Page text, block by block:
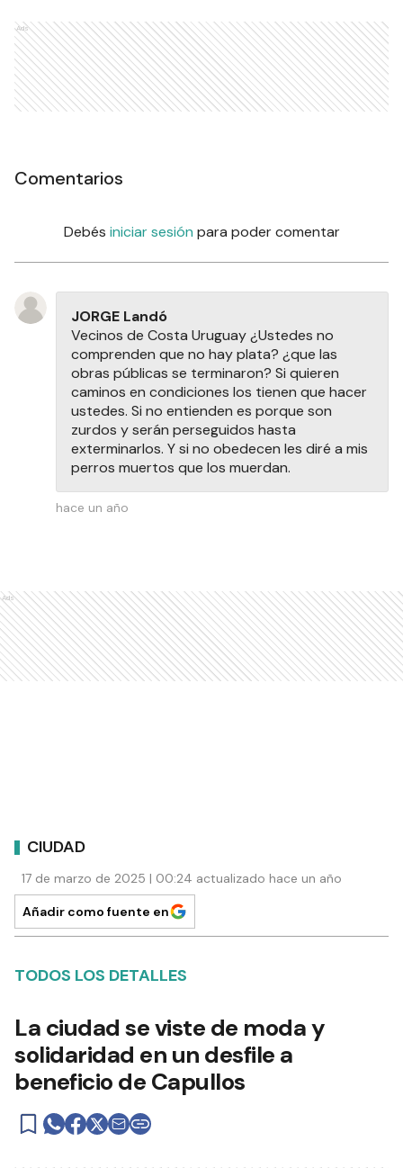
Ads
Comentarios
Debés iniciar sesión para poder comentar
JORGE Landó
Vecinos de Costa Uruguay ¿Ustedes no
comprenden que no hay plata? ¿que las
obras públicas se terminaron? Si quieren
caminos en condiciones los tienen que hacer
ustedes. Si no entienden es porque son
zurdos y serán perseguidos hasta
exterminarlos. Y si no obedecen les diré a mis
perros muertos que los muerdan.
hace un año
Ads
CIUDAD
17 de marzo de 2025 | 00:24 actualizado hace un año
Añadir como fuente en
TODOS LOS DETALLES
La ciudad se viste de moda y
solidaridad en un desfile a
beneficio de Capullos